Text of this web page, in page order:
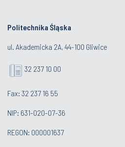
Politechnika Śląska
ul. Akademicka 2A, 44-100 Gliwice
32 237 10 00
Fax: 32 237 16 55
NIP: 631-020-07-36
REGON: 000001637